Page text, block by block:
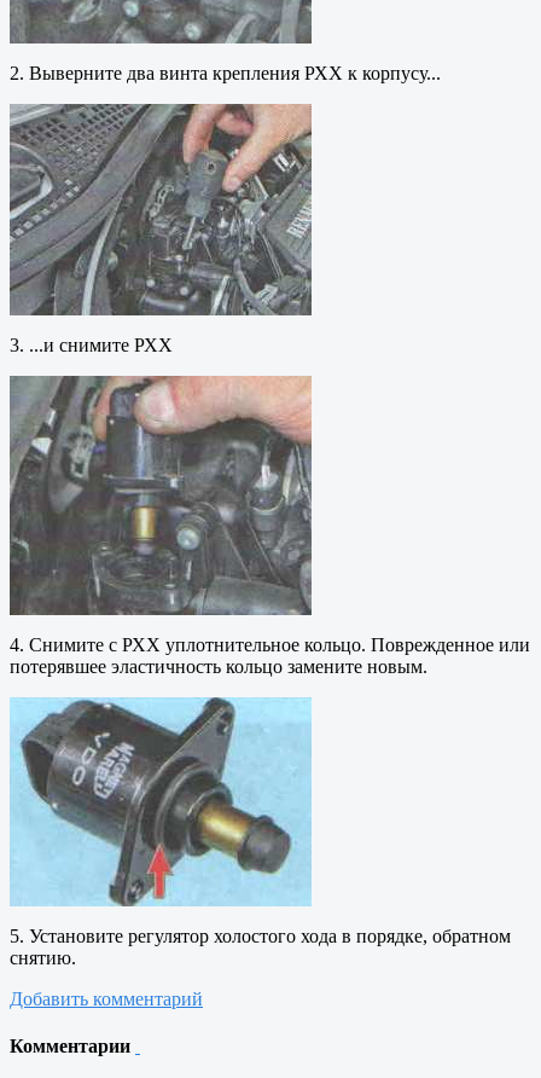
2. Выверните два винта крепления РХХ к корпусу...
3. ...и снимите РХХ
4. Снимите с РХХ уплотнительное кольцо. Поврежденное или
потерявшее эластичность кольцо замените новым.
5. Установите регулятор холостого хода в порядке, обратном
снятию.
Добавить комментарий
Комментарии